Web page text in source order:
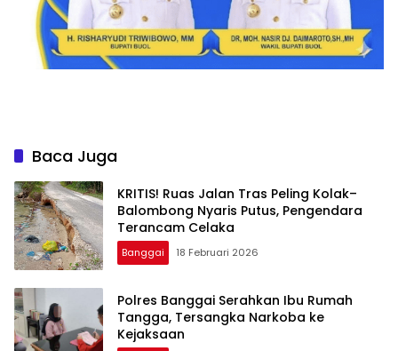
Baca Juga
KRITIS! Ruas Jalan Tras Peling Kolak–
Balombong Nyaris Putus, Pengendara
Terancam Celaka
Banggai 18 Februari 2026
Polres Banggai Serahkan Ibu Rumah
Tangga, Tersangka Narkoba ke
Kejaksaan